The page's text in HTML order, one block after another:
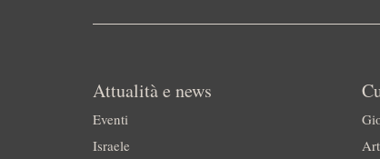
Attualità e news
Eventi
Israele